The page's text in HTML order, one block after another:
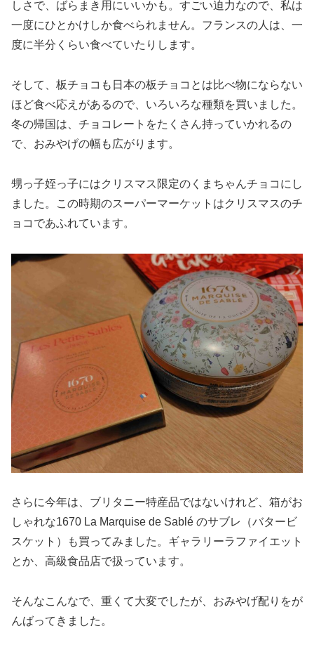
しさで、ばらまき用にいいかも。すごい迫力なので、私は
一度にひとかけしか食べられません。フランスの人は、一
度に半分くらい食べていたりします。
そして、板チョコも日本の板チョコとは比べ物にならない
ほど食べ応えがあるので、いろいろな種類を買いました。
冬の帰国は、チョコレートをたくさん持っていかれるの
で、おみやげの幅も広がります。
甥っ子姪っ子にはクリスマス限定のくまちゃんチョコにし
ました。この時期のスーパーマーケットはクリスマスのチ
ョコであふれています。
さらに今年は、ブリタニー特産品ではないけれど、箱がお
しゃれな1670 La Marquise de Sablé のサブレ（バタービ
スケット）も買ってみました。ギャラリーラファイエット
とか、高級食品店で扱っています。
そんなこんなで、重くて大変でしたが、おみやげ配りをが
んばってきました。